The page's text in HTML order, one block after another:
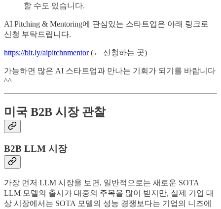
할 수도 있습니다.
AI Pitching & Mentoring에 관심있는 스타트업은 아래 링크로
신청 부탁드립니다.
https://bit.ly/aipitchnmentor(← 신청하는 곳)
가능하면 많은 AI 스타트업과 만나는 기회가 되기를 바랍니다
^^
미국 B2B 시장 관찰
B2B LLM 시장
가장 먼저 LLM 시장을 보면, 일반적으로는 새로운 SOTA
LLM 모델의 출시가 대중의 주목을 많이 받지만, 실제 기업 대
상 시장에서는 SOTA 모델의 성능 경쟁보다는 기업의 니즈에